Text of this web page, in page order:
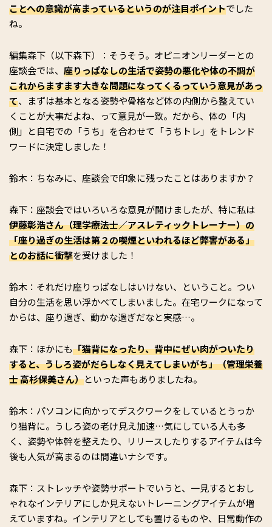
ことへの意識が高まっているというのが注目ポイントでした
ね。
編集森下（以下森下）：そうそう。オピニオンリーダーとの
座談会では、 座りっぱなしの生活で姿勢の悪化や体の不調が
これからますます大きな問題になってくるっていう意見があっ
て、まずは基本となる姿勢や骨格など体の内側から整えてい
くことが大事だよね、って意見が一致。だから、体の「内
側」と自宅での「うち」を合わせて「うちトレ」をトレンド
ワードに決定しました！
鈴木：ちなみに、座談会で印象に残ったことはありますか？
森下：座談会ではいろいろな意見が聞けましたが、特に私は
伊藤彰浩さん（理学療法士／アスレティックトレーナー）の
「座り過ぎの生活は第２の喫煙といわれるほど弊害がある」
とのお話に衝撃を受けました！
鈴木：それだけ座りっぱなしはいけない、ということ。つい
自分の生活を思い浮かべてしまいました。在宅ワークになって
からは、座り過ぎ、動かな過ぎだなと実感…。
森下：ほかにも「猫背になったり、背中にぜい肉がついたり
すると、うしろ姿がだらしなく見えてしまいがち」（管理栄養
士 高杉保美さん）といった声もありましたね。
鈴木：パソコンに向かってデスクワークをしているとうっか
り猫背に。うしろ姿の老け見え加速…気にしている人も多
く、姿勢や体幹を整えたり、リリースしたりするアイテムは今
後も人気が高まるのは間違いナシです。
森下：ストレッチや姿勢サポートでいうと、一見するとおし
ゃれなインテリアにしか見えないトレーニングアイテムが増
えていますね。インテリアとしても置けるものや、日常動作の